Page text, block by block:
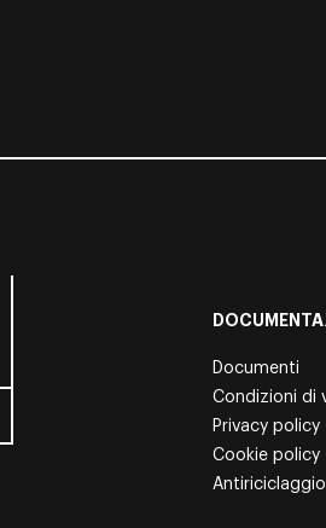
Documenti
Condizioni di
Privacy policy
Cookie policy
Antiriciclaggio